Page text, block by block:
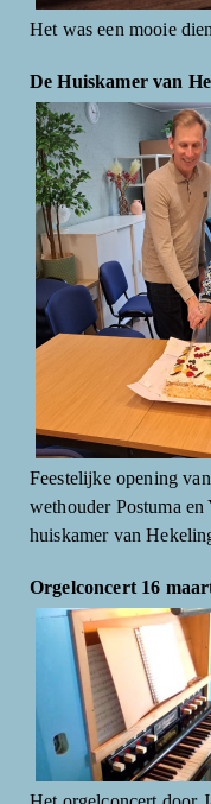
Het was een mooie
De Huiskamer van
Feestelijke opening
wethouder Postuma
huiskamer van
Orgelconcert 16